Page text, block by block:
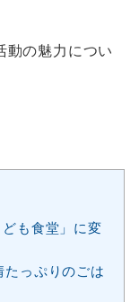
動の魅力につい
も食堂」に変
っぷりのごは